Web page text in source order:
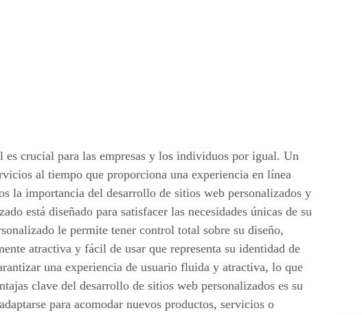
crucial para las empresas y los individuos por igual. Un
al tiempo que proporciona una experiencia en línea
la importancia del desarrollo de sitios web personalizados y
está diseñado para satisfacer las necesidades únicas de su
le permite tener control total sobre su diseño,
atractiva y fácil de usar que representa su identidad de
una experiencia de usuario fluida y atractiva, lo que
clave del desarrollo de sitios web personalizados es su
para acomodar nuevos productos, servicios o